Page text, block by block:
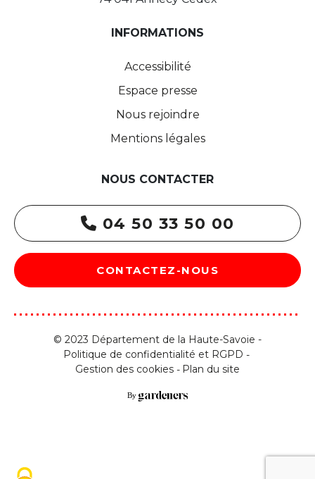
INFORMATIONS
Accessibilité
Espace presse
Nous rejoindre
Mentions légales
NOUS CONTACTER
04 50 33 50 00
CONTACTEZ-NOUS
© 2023 Département de la Haute-Savoie -
Politique de confidentialité et RGPD
Gestion des cookies
Plan du site